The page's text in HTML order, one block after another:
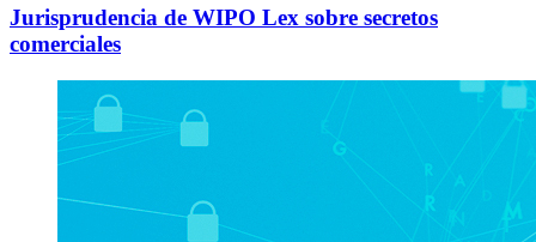
Jurisprudencia de WIPO Lex sobre secretos
comerciales